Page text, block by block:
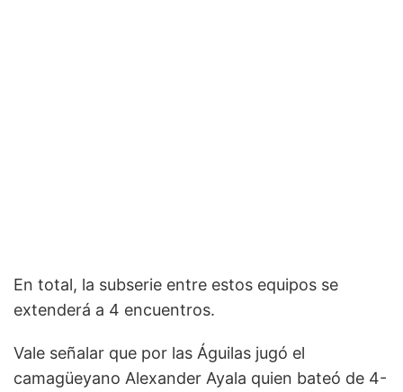
En total, la subserie entre estos equipos se
extenderá a 4 encuentros.
Vale señalar que por las Águilas jugó el
camagüeyano Alexander Ayala quien bateó de 4-